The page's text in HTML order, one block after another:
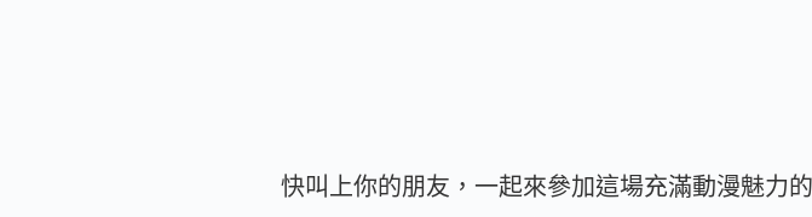
快叫上你的朋友，一起來參加這場充滿動漫魅力